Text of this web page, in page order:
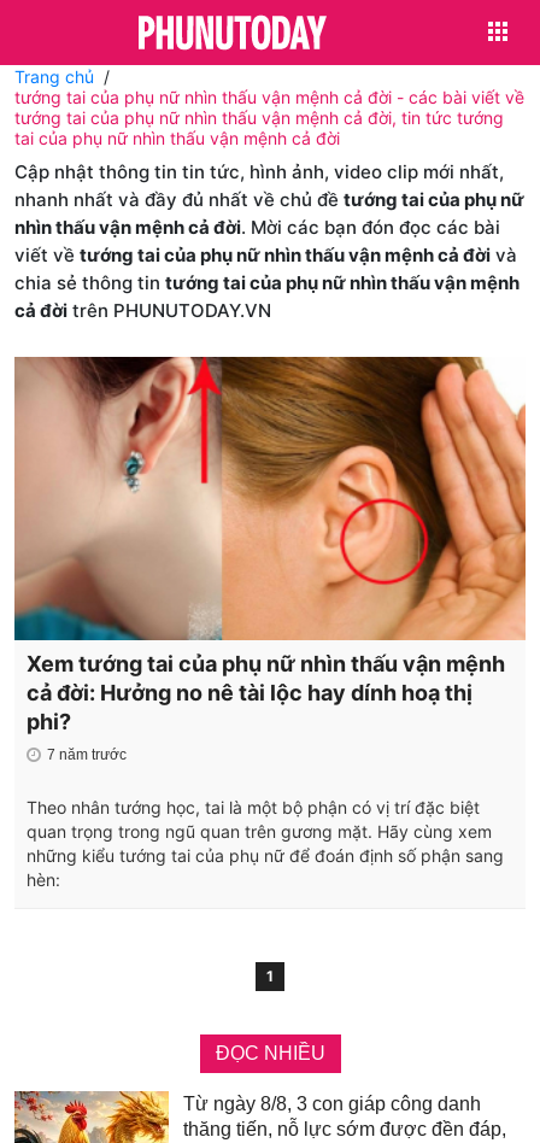
Trang chủ
tướng tai của phụ nữ nhìn thấu vận mệnh cả đời - các bài viết về
tướng tai của phụ nữ nhìn thấu vận mệnh cả đời, tin tức tướng
tai của phụ nữ nhìn thấu vận mệnh cả đời
Cập nhật thông tin tin tức, hình ảnh, video clip mới nhất,
nhanh nhất và đầy đủ nhất về chủ đề tướng tai của phụ nữ
nhìn thấu vận mệnh cả đời. Mời các bạn đón đọc các bài
viết về tướng tai của phụ nữ nhìn thấu vận mệnh cả đời và
chia sẻ thông tin tướng tai của phụ nữ nhìn thấu vận mệnh
cả đời trên PHUNUTODAY.VN
Xem tướng tai của phụ nữ nhìn thấu vận mệnh
cả đời: Hưởng no nê tài lộc hay dính hoạ thị
phi?
7 năm trước
Theo nhân tướng học, tai là một bộ phận có vị trí đặc biệt
quan trọng trong ngũ quan trên gương mặt. Hãy cùng xem
những kiểu tướng tai của phụ nữ để đoán định số phận sang
hèn:
1
ĐỌC NHIỀU
Từ ngày 8/8, 3 con giáp công danh
thăng tiến, nỗ lực sớm được đền đáp,